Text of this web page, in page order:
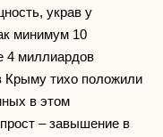
украв у
минимум 10
4 миллиардов
Крыму тихо положили
в этом
– завышение в